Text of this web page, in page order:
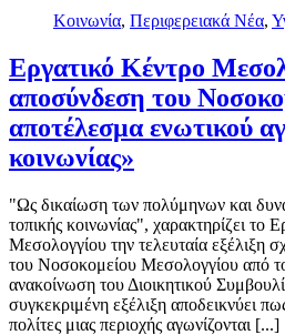
Κοινωνία, Περιφερειακά Νέα,
Εργατικό Κέντρο
αποσύνδεση του
αποτέλεσμα ενωτικού
κοινωνίας»
"Ως δικαίωση των πολύμηνων και
τοπικής κοινωνίας", χαρακτηρίζει το
Μεσολογγίου την τελευταία εξέλιξη
του Νοσοκομείου Μεσολογγίου από
ανακοίνωση του Διοικητικού
συγκεκριμένη εξέλιξη αποδεικνύει
πολίτες μιας περιοχής αγωνίζονται [...]